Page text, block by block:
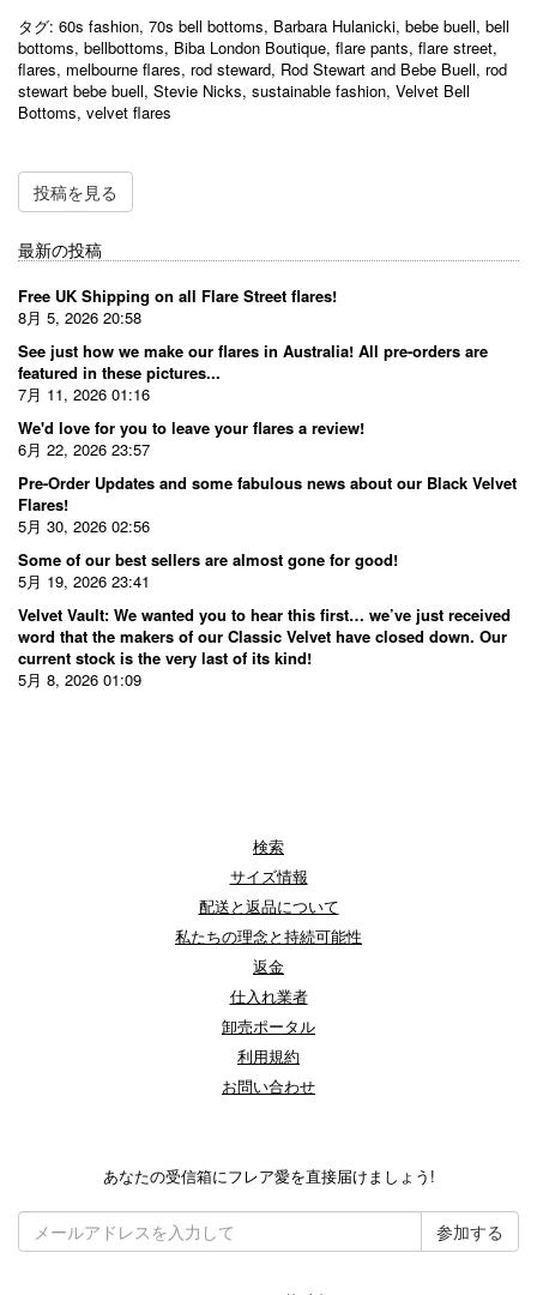
タグ: 60s fashion, 70s bell bottoms, Barbara Hulanicki, bebe buell, bell
bottoms, bellbottoms, Biba London Boutique, flare pants, flare street,
flares, melbourne flares, rod steward, Rod Stewart and Bebe Buell, rod
stewart bebe buell, Stevie Nicks, sustainable fashion, Velvet Bell
Bottoms, velvet flares
投稿を見る
最新の投稿
Free UK Shipping on all Flare Street flares!
8月 5, 2026 20:58
See just how we make our flares in Australia! All pre-orders are
featured in these pictures...
7月 11, 2026 01:16
We'd love for you to leave your flares a review!
6月 22, 2026 23:57
Pre-Order Updates and some fabulous news about our Black Velvet
Flares!
5月 30, 2026 02:56
Some of our best sellers are almost gone for good!
5月 19, 2026 23:41
Velvet Vault: We wanted you to hear this first… we’ve just received
word that the makers of our Classic Velvet have closed down. Our
current stock is the very last of its kind!
5月 8, 2026 01:09
検索
サイズ情報
配送と返品について
私たちの理念と持続可能性
返金
仕入れ業者
卸売ポータル
利用規約
お問い合わせ
あなたの受信箱にフレア愛を直接届けましょう!